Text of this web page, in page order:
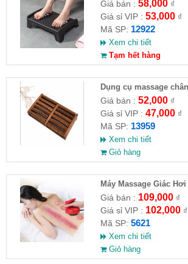
Giá bán : 58,000₫
Giá sỉ VIP : 53,000₫
Mã SP: 12922
Xem chi tiết
Tạm hết hàng
Dụng cụ massage
Giá bán : 52,000₫
Giá sỉ VIP : 47,000₫
Mã SP: 13959
Xem chi tiết
Giỏ hàng
Máy Massage Giác
Giá bán : 109,000₫
Giá sỉ VIP : 102,000₫
Mã SP: 5621
Xem chi tiết
Giỏ hàng